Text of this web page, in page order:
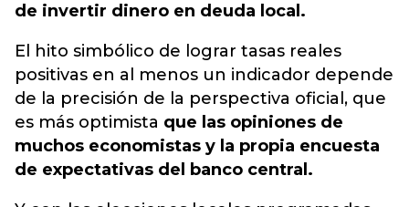
de invertir dinero en deuda local.
El hito simbólico de lograr tasas reales
positivas en al menos un indicador depende
de la precisión de la perspectiva oficial, que
es más optimista que las opiniones de
muchos economistas y la propia encuesta
de expectativas del banco central.